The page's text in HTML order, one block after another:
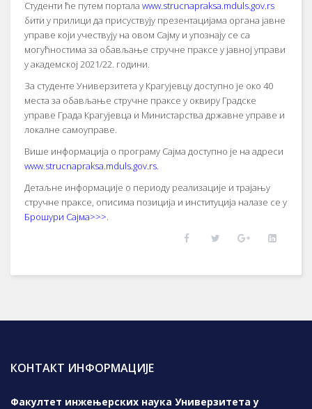
Студенти ће путем портала www.strucnapraksa.mduls.gov.rs
бити у прилици да присуствују презентацијама органа јавне
управе који учествују на овом Сајму и упознају се са
могућностима за обављање стручне праксе у јавној управи
у академској 2021/22. години.
За студенте Универзитета у Крагујевцу доступно је око 40
места за обављање стручне праксе у оквиру Градске
управе Града Крагујевца и Министарства државне управе и
локалне самоуправе.
Више информација о програму Сајма доступно је на адреси
www.strucnapraksa.mduls.gov.rs
Детаљне информације о периоду реализације и трајању
стручне праксе, описима позиција и институција налазе се у
Брошури Сајма>>>
КОНТАКТ ИНФОРМАЦИЈЕ
Факултет инжењерских наука Универзитета у